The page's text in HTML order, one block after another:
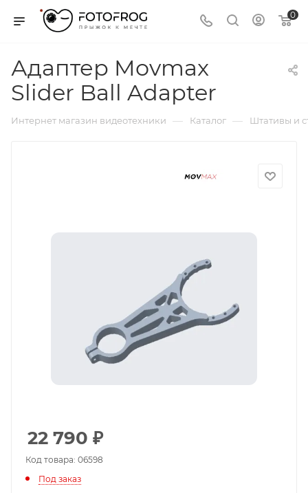
0
Адаптер Movmax
Slider Ball Adapter
Интернет магазин видеотехники — Каталог — Штативы и
22 790 ₽
Код товара: 06598
Под заказ